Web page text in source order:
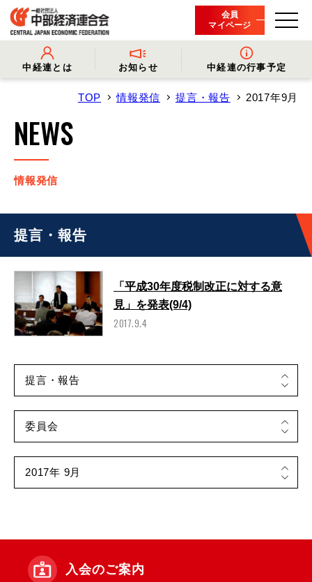
会員
マイページ
中経連とは
- 会長挨拶
- 役員名簿
- 会員一覧
お知らせ
- プレスリリース
- 会長コメント
- イベント・セミナー
中経連の行事予定
TOP 情報発信 提言・報告 2017年9月
NEWS
情報発信
提言・報告
「平成30年度税制改正に対する意
見」を発表(9/4)
2017.9.4
入会のご案内